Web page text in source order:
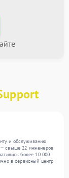
и обслуживанию
— свыше 22 инженеров
более 10 000
в сервисный центр
с широким спектром
квалификации